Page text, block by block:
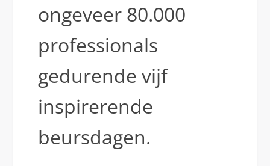
ongeveer 80.000
professionals
gedurende vijf
inspirerende
beursdagen.